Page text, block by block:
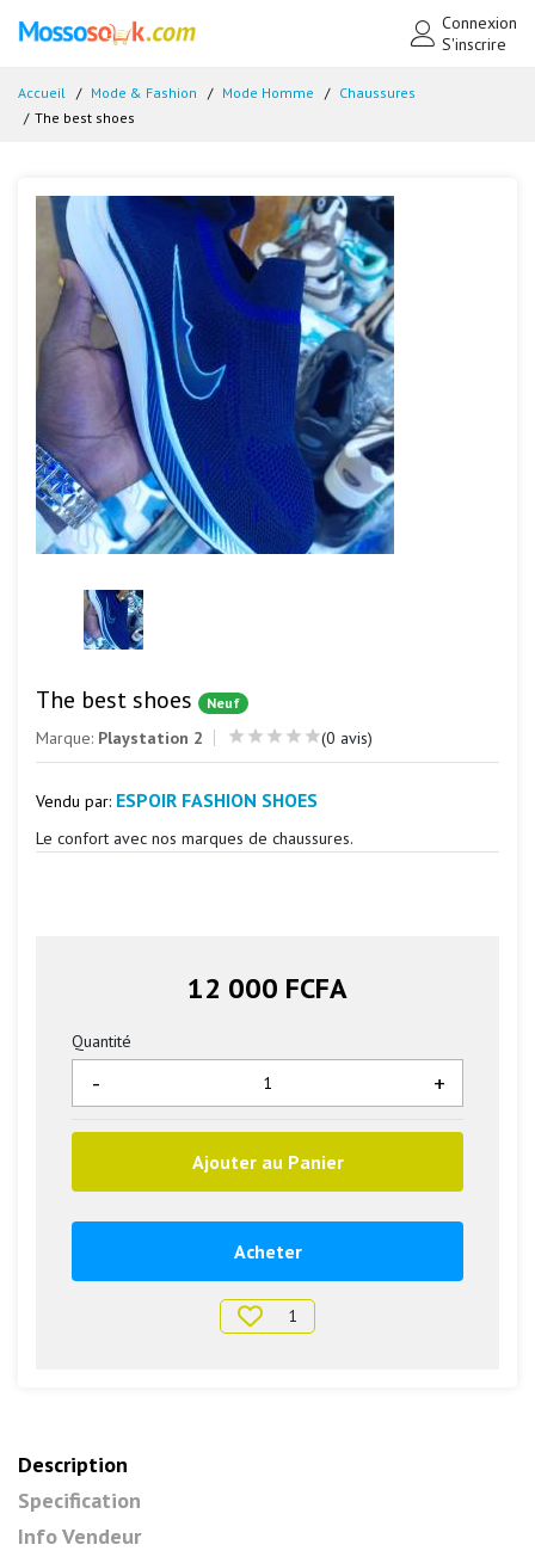
Connexion
S'inscrire
Accueil Mode & Fashion Mode Homme
Chaussures
The best shoes
The best shoes Neuf
Marque: Playstation 2 (0 avis)
Vendu par: ESPOIR FASHION SHOES
Le confort avec nos marques de chaussures.
12 000 FCFA
Quantité
+
-
Ajouter au Panier
Acheter
1
Description
Specification
Info Vendeur